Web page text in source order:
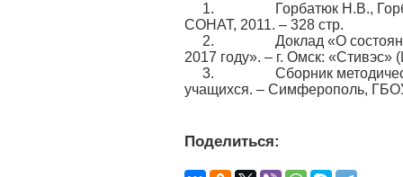
1. Горбатюк Н.В.,
СОНАТ, 2011. – 328 стр.
2. Доклад «О состоянии и
2017 году». – г. Омск:
3. Сборник методических
учащихся. – Симферополь,
Поделиться: